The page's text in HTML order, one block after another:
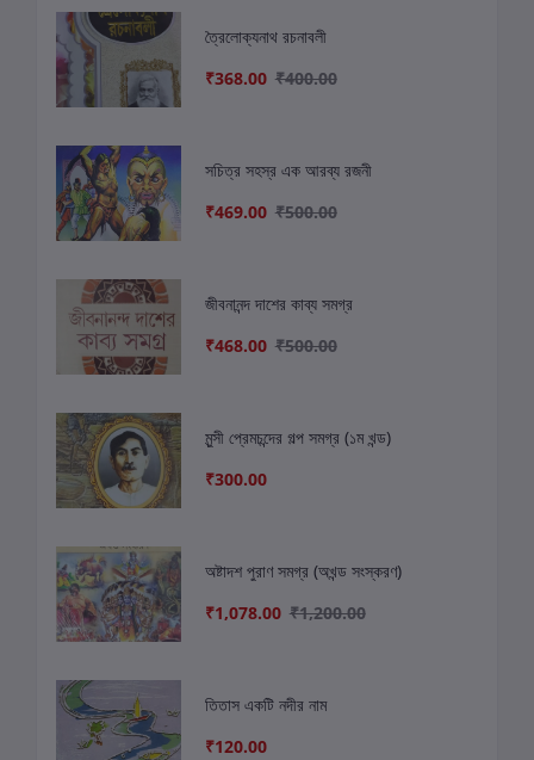
ত্রৈলোক্যনাথ রচনাবলী
₹368.00 ₹400.00
সচিত্র সহস্র এক আরব্য রজনী
₹469.00 ₹500.00
জীবনানন্দ দাশের কাব্য সমগ্র
₹468.00 ₹500.00
মুন্সী প্রেমচন্দের গল্প সমগ্র (১ম খন্ড)
₹300.00
অষ্টাদশ পুরাণ সমগ্র (অখন্ড সংস্করণ)
₹1,078.00 ₹1,200.00
তিতাস একটি নদীর নাম
₹120.00